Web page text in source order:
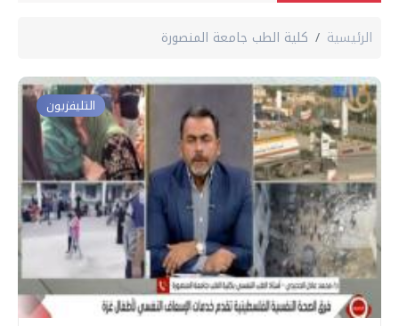
الرئيسية كلية الطب جامعة المنصورة
التليفزيون